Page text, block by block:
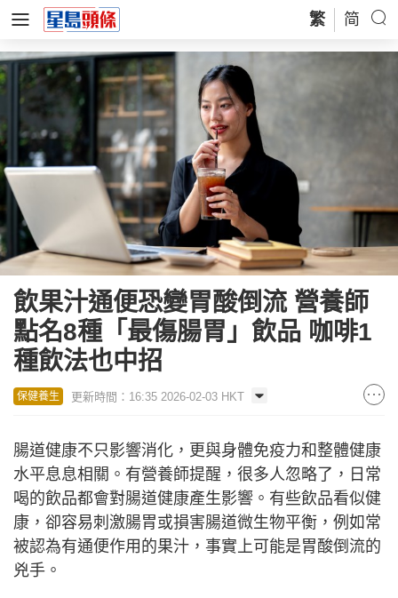
繁 简
飲果汁通便恐變胃酸倒流 營養師
點名8種「最傷腸胃」飲品 咖啡1
種飲法也中招
保健養生 更新時間：16:35 2026-02-03 HKT
腸道健康不只影響消化，更與身體免疫力和整體健康
水平息息相關。有營養師提醒，很多人忽略了，日常
喝的飲品都會對腸道健康產生影響。有些飲品看似健
康，卻容易刺激腸胃或損害腸道微生物平衡，例如常
被認為有通便作用的果汁，事實上可能是胃酸倒流的
兇手。